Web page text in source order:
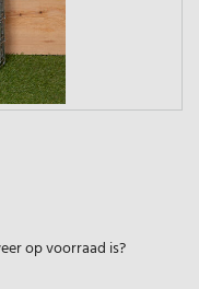
op voorraad is?